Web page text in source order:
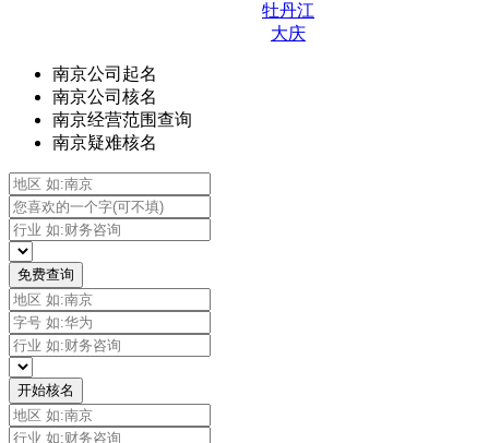
牡丹江
大庆
南京公司起名
南京公司核名
南京经营范围查询
南京疑难核名
免费查询
开始核名